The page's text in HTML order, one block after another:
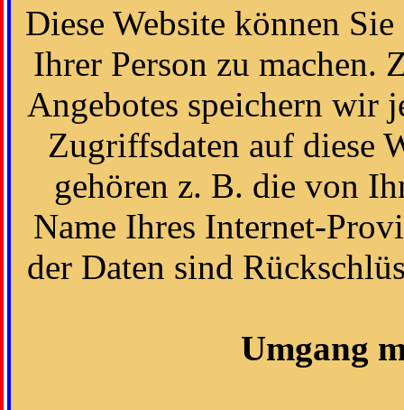
Diese Website können
Ihrer Person zu machen.
Angebotes speichern wir
Zugriffsdaten auf diese
gehören z. B. die von
Name Ihres Internet-
der Daten sind
Umgang